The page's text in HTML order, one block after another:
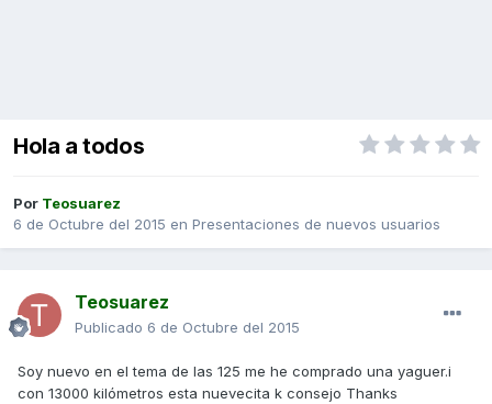
Hola a todos
Por Teosuarez
6 de Octubre del 2015 en Presentaciones de nuevos usuarios
Teosuarez
Publicado 6 de Octubre del 2015
Soy nuevo en el tema de las 125 me he comprado una yaguer.i
con 13000 kilómetros esta nuevecita k consejo Thanks